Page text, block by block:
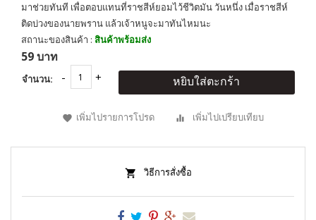
มาช่วยทันที เพื่อตอบแทนที่ราชสีห์ยอมไว้ชีวิตมัน วันหนึ่ง เมื่อราชสีห์
ติดบ่วงของนายพราน แล้วเจ้าหนูจะมาทันไหมนะ
สถานะของสินค้า : สินค้าพร้อมส่ง
59 บาท
จำนวน: หยิบใส่ตะกร้า
เพิ่มไปรายการโปรด เพิ่มไปเปรียบเทียบ
วิธีการสั่งซื้อ